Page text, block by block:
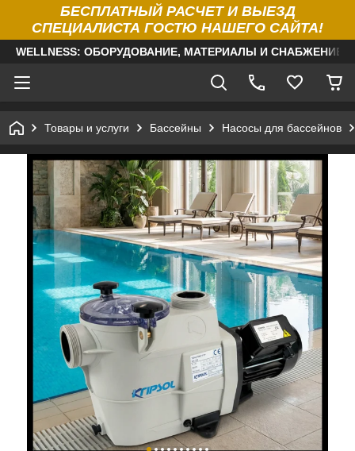
БЕСПЛАТНЫЙ РАСЧЕТ И ВЫЕЗД
СПЕЦИАЛИСТА ГОСТЮ НАШЕГО САЙТА!
WELLNESS: ОБОРУДОВАНИЕ, МАТЕРИАЛЫ И
Товары и услуги Бассейны Насосы для бассейнов